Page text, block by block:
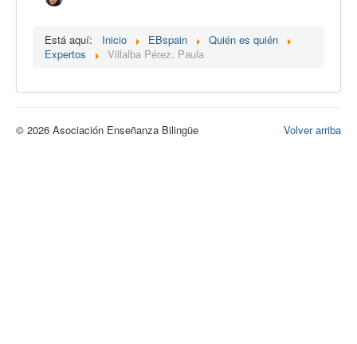
Calidad
Artículos
Recursos
Está aquí: Inicio EBspain
Quién es quién
Expertos
Villalba Pérez, Paula
Volver arriba
© 2026 Asociación Enseñanza Bilingüe